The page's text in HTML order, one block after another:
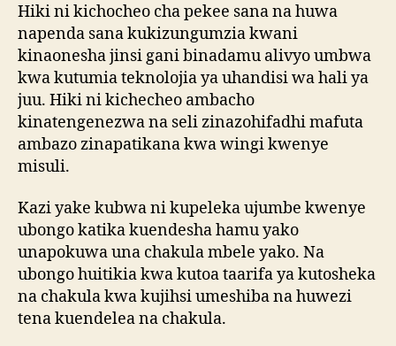
Hiki ni kichocheo cha pekee sana na huwa
napenda sana kukizungumzia kwani
kinaonesha jinsi gani binadamu alivyo umbwa
kwa kutumia teknolojia ya uhandisi wa hali ya
juu. Hiki ni kichecheo ambacho
kinatengenezwa na seli zinazohifadhi mafuta
ambazo zinapatikana kwa wingi kwenye
misuli.
Kazi yake kubwa ni kupeleka ujumbe kwenye
ubongo katika kuendesha hamu yako
unapokuwa una chakula mbele yako. Na
ubongo huitikia kwa kutoa taarifa ya kutosheka
na chakula kwa kujihsi umeshiba na huwezi
tena kuendelea na chakula.